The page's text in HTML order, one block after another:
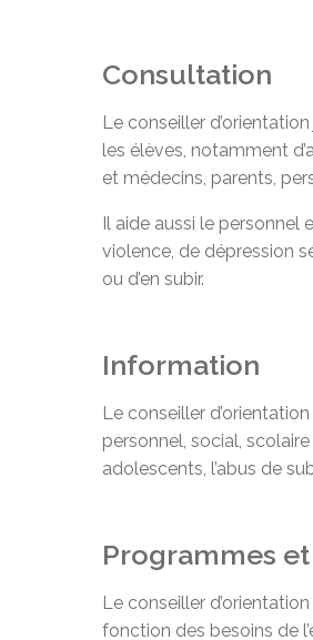
Consultation
Le conseiller
les élèves, notamment
et médecins, parents,
Il aide aussi le personnel
violence, de dépression
ou d’en subir.
Information
Le conseiller
personnel, social,
adolescents, l’abus de
Programmes
Le conseiller
fonction des besoins de